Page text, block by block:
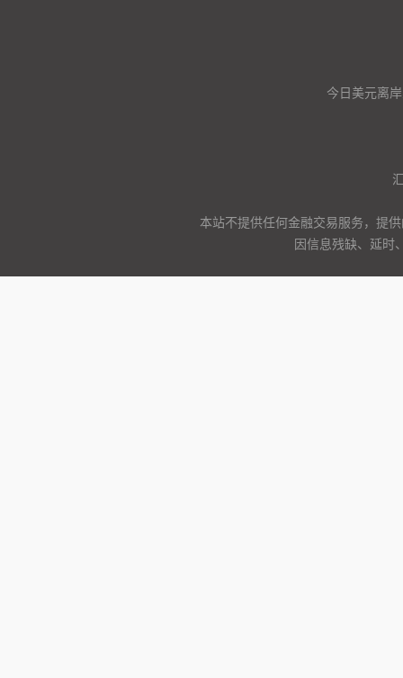
今日美元离
本站不提供任何金融交易服务，提
因信息残缺、延时